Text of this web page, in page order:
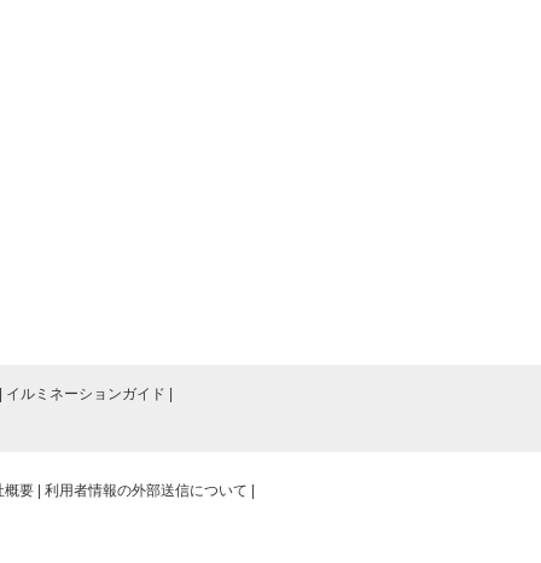
イルミネーションガイド
概要 利用者情報の外部送信について